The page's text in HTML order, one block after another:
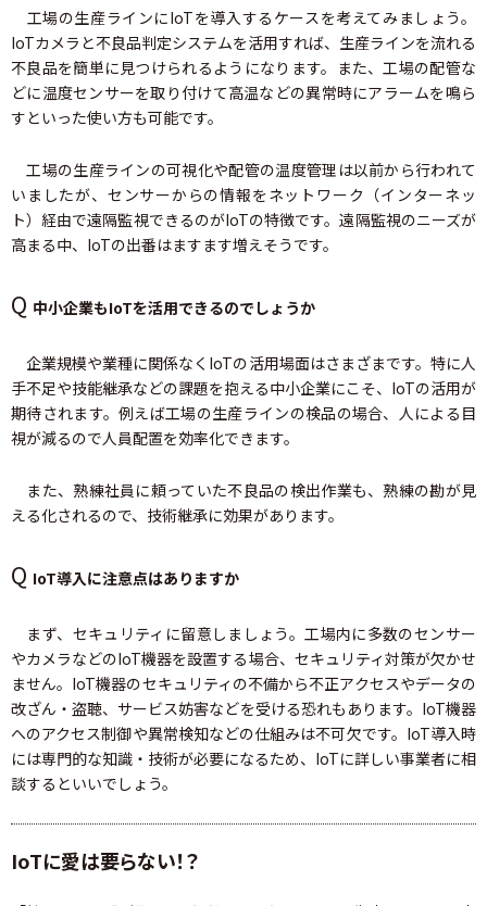
工場の生産ラインにIoTを導入するケースを考えてみましょう。
IoTカメラと不良品判定システムを活用すれば、生産ラインを流れる
不良品を簡単に見つけられるようになります。また、工場の配管な
どに温度センサーを取り付けて高温などの異常時にアラームを鳴ら
すといった使い方も可能です。
工場の生産ラインの可視化や配管の温度管理は以前から行われて
いましたが、センサーからの情報をネットワーク（インターネッ
ト）経由で遠隔監視できるのがIoTの特徴です。遠隔監視のニーズが
高まる中、IoTの出番はますます増えそうです。
Q 中小企業もIoTを活用できるのでしょうか
企業規模や業種に関係なくIoTの活用場面はさまざまです。特に人
手不足や技能継承などの課題を抱える中小企業にこそ、IoTの活用が
期待されます。例えば工場の生産ラインの検品の場合、人による目
視が減るので人員配置を効率化できます。
また、熟練社員に頼っていた不良品の検出作業も、熟練の勘が見
える化されるので、技術継承に効果があります。
Q IoT導入に注意点はありますか
まず、セキュリティに留意しましょう。工場内に多数のセンサー
やカメラなどのIoT機器を設置する場合、セキュリティ対策が欠かせ
ません。IoT機器のセキュリティの不備から不正アクセスやデータの
改ざん・盗聴、サービス妨害などを受ける恐れもあります。IoT機器
へのアクセス制御や異常検知などの仕組みは不可欠です。IoT導入時
には専門的な知識・技術が必要になるため、IoTに詳しい事業者に相
談するといいでしょう。
IoTに愛は要らない！？